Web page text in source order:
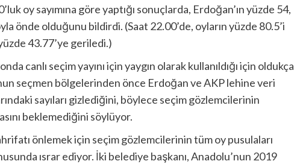
oy sayımına göre yaptığı sonuçlarda, Erdoğan’ın yüzde 54,
önde olduğunu bildirdi. (Saat 22.00’de, oyların yüzde 80.5’i
43.77’ye geriledi.)
canlı seçim yayını için yaygın olarak kullanıldığı için oldukça
seçmen bölgelerinden önce Erdoğan ve AKP lehine veri
sayıları gizlediğini, böylece seçim gözlemcilerinin
beklemediğini söylüyor.
önlemek için seçim gözlemcilerinin tüm oy pusulaları
ısrar ediyor. İki belediye başkanı, Anadolu’nun 2019